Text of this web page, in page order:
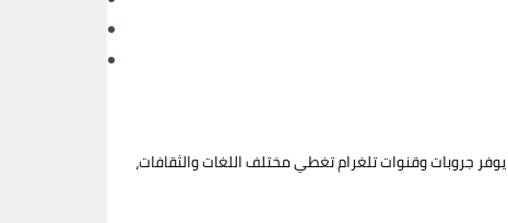
جروبات وقنوات تلغرام تغطي مختلف اللغات والثقافات،